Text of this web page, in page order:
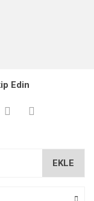
Edin
EKLE